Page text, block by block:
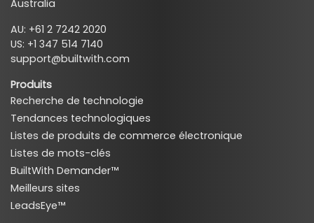
Australia
AU: +61 2 7242 2020
US: +1 347 514 7140
support@builtwith.com
Produits
Recherche de technologie
Tendances technologiques
Listes de produits de commerce électronique
Listes de mots-clés
BuiltWith Demander™
Meilleurs sites
LeadsEye™